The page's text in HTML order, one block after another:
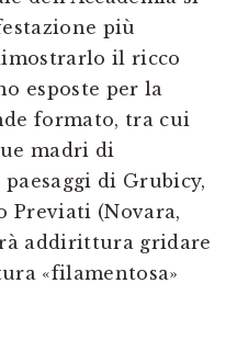
più
il ricco
esposte per la
formato, tra cui
madri di
di Grubicy,
Previati (Novara,
addirittura gridare
«filamentosa»